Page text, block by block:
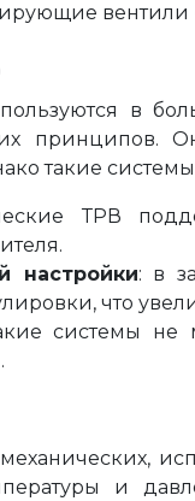
вентили
в
принципов.
такие
ТРВ
настройки: в
что
системы не
и